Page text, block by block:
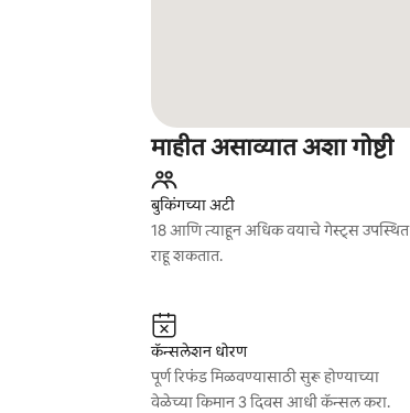
माहीत असाव्यात अशा गोष्टी
बुकिंगच्या अटी
18 आणि त्याहून अधिक वयाचे गेस्ट्स उपस्थित
राहू शकतात.
कॅन्सलेशन धोरण
पूर्ण रिफंड मिळवण्यासाठी सुरू होण्याच्या
वेळेच्या किमान 3 दिवस आधी कॅन्सल करा.